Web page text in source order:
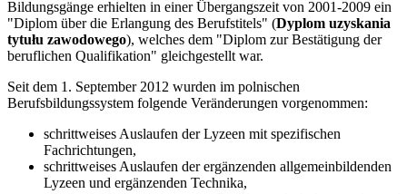
Bildungsgänge erhielten in einer Übergangszeit von 2001-2009 ein
"Diplom über die Erlangung des Berufstitels" (Dyplom uzyskania
tytułu zawodowego), welches dem "Diplom zur Bestätigung der
beruflichen Qualifikation" gleichgestellt war.
Seit dem 1. September 2012 wurden im polnischen
Berufsbildungssystem folgende Veränderungen vorgenommen:
schrittweises Auslaufen der Lyzeen mit spezifischen
Fachrichtungen,
schrittweises Auslaufen der ergänzenden allgemeinbildenden
Lyzeen und ergänzenden Technika,